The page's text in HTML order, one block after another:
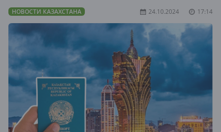
НОВОСТИ КАЗАХСТАНА 24.10.2024 17:14